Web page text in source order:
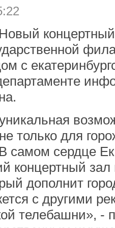
с
только для
самом сердце
концертный зал
дополнит
с другими
телебашни», -